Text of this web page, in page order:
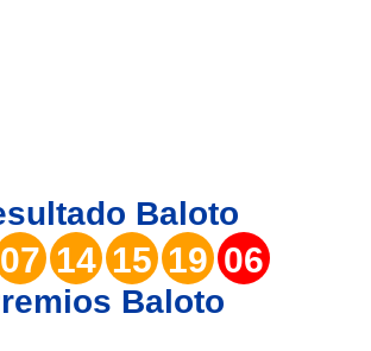
Quindio
Bogotá
Baloto
07 14 15 19 06
Baloto